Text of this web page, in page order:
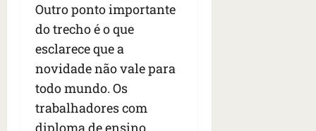
Outro ponto importante
do trecho é o que
esclarece que a
novidade não vale para
todo mundo. Os
trabalhadores com